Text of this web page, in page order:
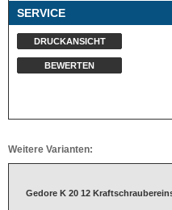
SERVICE
DRUCKANSICHT
BEWERTEN
Weitere Varianten:
Gedore K 20 12